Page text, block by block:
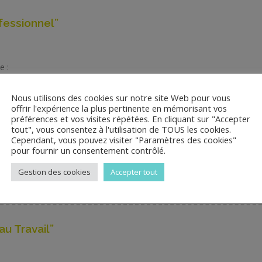
:
en tant que manager.
le déroulement et le suivi des entretiens professionnels.
lors des entretiens professionnels, pour accompagner au
Travail”
Nous utilisons des cookies sur notre site Web pour vous
offrir l'expérience la plus pertinente en mémorisant vos
préférences et vos visites répétées. En cliquant sur "Accepter
tout", vous consentez à l'utilisation de TOUS les cookies.
Cependant, vous pouvez visiter "Paramètres des cookies"
pour fournir un consentement contrôlé.
Gestion des cookies Accepter tout